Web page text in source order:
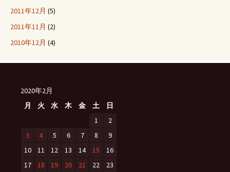
2011年12月 (5)
2011年11月 (2)
2010年12月 (4)
2020年2月
月
火 水 木 金 土
日
1
2
3
4 5 6 7 8
9
10
11 12 13 14 15
16
17
18 19 20 21 22
23